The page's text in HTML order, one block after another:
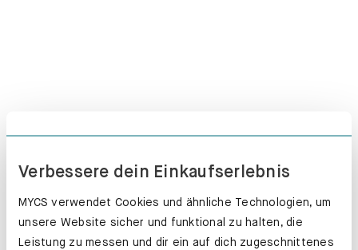
Verbessere dein Einkaufserlebnis
MYCS verwendet Cookies und ähnliche Technologien, um
unsere Website sicher und funktional zu halten, die
Leistung zu messen und dir ein auf dich zugeschnittenes
Schubladenkästen. Stabil mit Stil.